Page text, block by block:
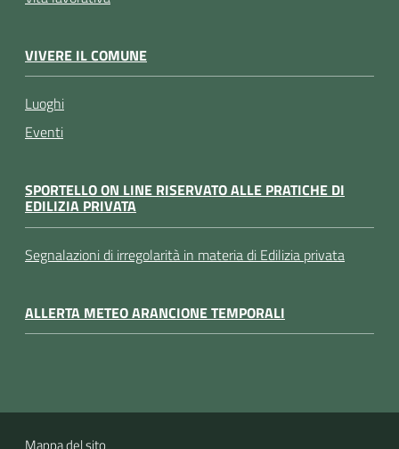
VIVERE IL COMUNE
Luoghi
Eventi
SPORTELLO ON LINE RISERVATO ALLE PRATICHE DI
EDILIZIA PRIVATA
Segnalazioni di irregolarità in materia di Edilizia privata
ALLERTA METEO ARANCIONE TEMPORALI